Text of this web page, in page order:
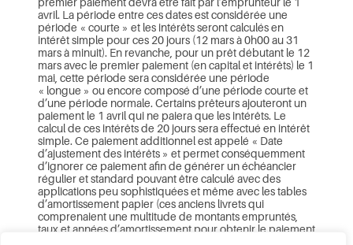
avril. La période entre ces dates est considérée une
période « courte » et les intérêts seront calculés en
intérêt simple pour ces 20 jours (12 mars à 0h00 au 31
mars à minuit). En revanche, pour un prêt débutant le 12
mars avec le premier paiement (en capital et intérêts) le 1
mai, cette période sera considérée une période
« longue » ou encore composé d’une période courte et
d’une période normale. Certains prêteurs ajouteront un
paiement le 1 avril qui ne paiera que les intérêts. Le
calcul de ces intérêts de 20 jours sera effectué en intérêt
simple. Ce paiement additionnel est appelé « Date
d’ajustement des intérêts » et permet conséquemment
d’ignorer ce paiement afin de générer un échéancier
régulier et standard pouvant être calculé avec des
applications peu sophistiquées et même avec les tables
d’amortissement papier (ces anciens livrets qui
comprenaient une multitude de montants empruntés,
taux et années d’amortissement pour obtenir le paiement